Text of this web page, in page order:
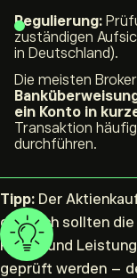
Regulierung:
zuständigen
in Deutschland).
Die meisten
ein Konto in
Transaktion
durchführen.
Tipp: Der
dennoch sollten die
Preis- und
geprüft werden –